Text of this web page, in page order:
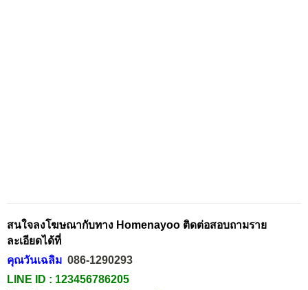
สนใจลงโฆษณากับทาง Homenayoo ติดต่อสอบถามราย
ละเอียดได้ที่
คุณวันเฉลิม 086-1290293
LINE ID : 123456786205